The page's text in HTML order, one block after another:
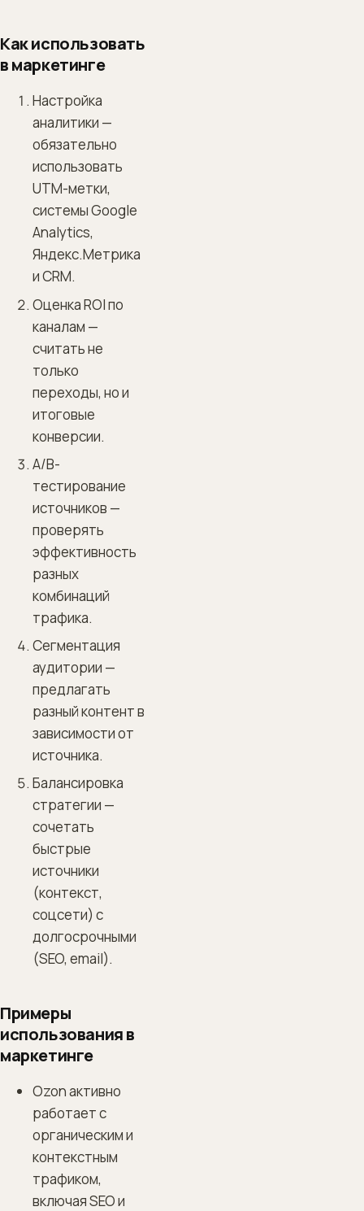
Как использовать
в маркетинге
Настройка
аналитики —
обязательно
использовать
UTM-метки,
системы Google
Analytics,
Яндекс.Метрика
и CRM.
Оценка ROI по
каналам —
считать не
только
переходы, но и
итоговые
конверсии.
A/B-
тестирование
источников —
проверять
эффективность
разных
комбинаций
трафика.
Сегментация
аудитории —
предлагать
разный контент в
зависимости от
источника.
Балансировка
стратегии —
сочетать
быстрые
источники
(контекст,
соцсети) с
долгосрочными
(SEO, email).
Примеры
использования в
маркетинге
Ozon активно
работает с
органическим и
контекстным
трафиком,
включая SEO и